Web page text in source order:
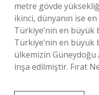
metre gövde
ikinci, dünyanın ise en
Türkiye’nin en büyük
Türkiye’nin en büyük
ülkemizin Güneydoğu
inşa edilmiştir. Fırat